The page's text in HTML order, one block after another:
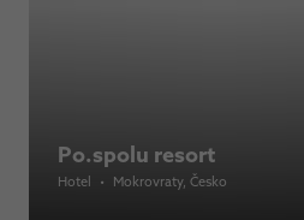
Po.spolu resort
Hotel • Mokrovraty, Česko